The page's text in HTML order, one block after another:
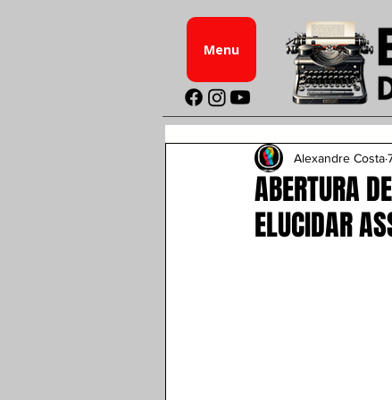
Menu
ABERTURA
ELUCIDAR
Alexandre Costa